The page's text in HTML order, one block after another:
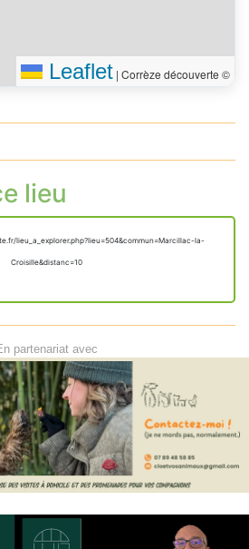
Leaflet | Corrèze découverte ©
lieu
lieu_a_explorer.php?lieu=504&commun=Marcillac-la-
Croisille&distanc=10
partenariat avec